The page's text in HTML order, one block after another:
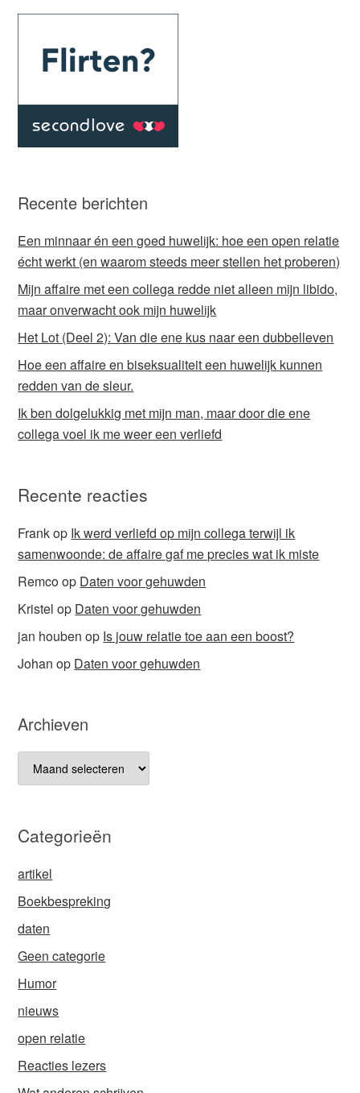
Recente berichten
Een minnaar én een goed huwelijk: hoe een open relatie
écht werkt (en waarom steeds meer stellen het proberen)
Mijn affaire met een collega redde niet alleen mijn libido,
maar onverwacht ook mijn huwelijk
Het Lot (Deel 2): Van die ene kus naar een dubbelleven
Hoe een affaire en biseksualiteit een huwelijk kunnen
redden van de sleur.
Ik ben dolgelukkig met mijn man, maar door die ene
collega voel ik me weer een verliefd
Recente reacties
Frankop Ik werd verliefd op mijn collega terwijl ik
samenwoonde: de affaire gaf me precies wat ik miste
Remcoop Daten voor gehuwden
Kristel op Daten voor gehuwden
jan houben op Is jouw relatie toe aan een boost?
Johan op Daten voor gehuwden
Archieven
Archieven
Categorieën
artikel
Boekbespreking
daten
Geen categorie
Humor
nieuws
open relatie
Reacties lezers